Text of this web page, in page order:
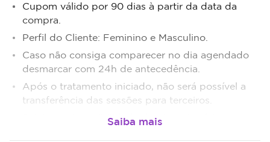
Cupom válido por 90 dias à partir da data da
compra.
Perfil do Cliente: Feminino e Masculino.
Caso não consiga comparecer no dia agendado
desmarcar com 24h de antecedência.
Após o tratamento iniciado, não será possível a
transferência das sessões para terceiros.
Sujeito a disponibilidade de dias e horários.